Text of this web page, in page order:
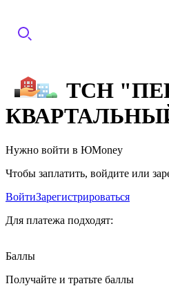
ТСН
Нужно войти в ЮMoney
Чтобы заплатить, войдите или
ВойтиЗарегистрироваться
Для платежа подходят:
Баллы
Получайте и тратьте баллы